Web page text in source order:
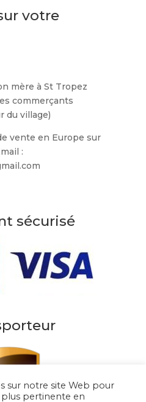
votre
mère à St Tropez
commerçants
du village)
vente en Europe sur
:
sécurisé
sur notre site Web pour
pertinente en